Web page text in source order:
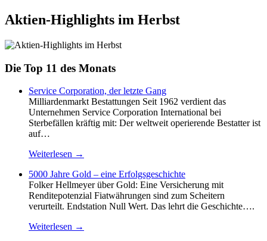
Aktien-Highlights im Herbst
Die Top 11 des Monats
Service Corporation, der letzte Gang
Milliardenmarkt Bestattungen Seit 1962 verdient das
Unternehmen Service Corporation International bei
Sterbefällen kräftig mit: Der weltweit operierende Bestatter ist
auf…
Weiterlesen →
5000 Jahre Gold – eine Erfolgsgeschichte
Folker Hellmeyer über Gold: Eine Versicherung mit
Renditepotenzial Fiatwährungen sind zum Scheitern
verurteilt. Endstation Null Wert. Das lehrt die Geschichte….
Weiterlesen →